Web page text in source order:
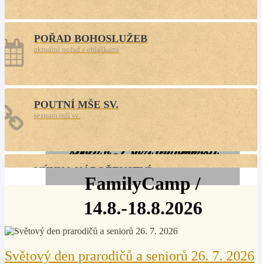
setkání rodin, které chtějí být
spolu v Boží přítomnosti
FamilyCamp /
14.8.-18.8.2026
POŘAD BOHOSLUŽEB
aktuální pořad s ohláškami
POUTNÍ MŠE SV.
seznam mší sv.
VÝUKA NÁBOŽENSTVÍ
KE STAŽENÍ
Světový den prarodičů a seniorů 26. 7. 2026